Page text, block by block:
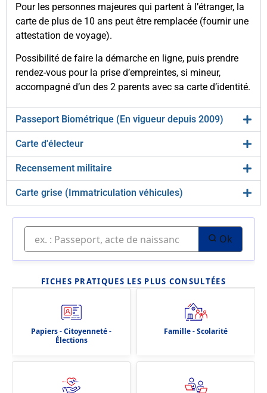
Pour les personnes majeures qui partent à l’étranger, la
carte de plus de 10 ans peut être remplacée (fournir une
attestation de voyage).
Possibilité de faire la démarche en ligne, puis prendre
rendez-vous pour la prise d’empreintes, si mineur,
accompagné d’un des 2 parents avec sa carte d’identité.
Passeport Biométrique (En vigueur depuis 2009)
Carte d'électeur
Recensement militaire
Carte grise (Immatriculation véhicules)
Ok
FICHES PRATIQUES LES PLUS CONSULTÉES
Papiers - Citoyenneté -
Élections
Famille - Scolarité